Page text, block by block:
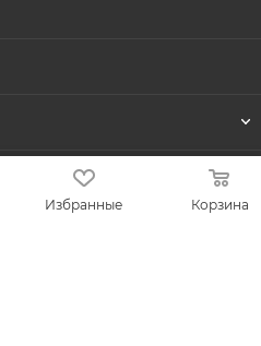
Избранные Корзина